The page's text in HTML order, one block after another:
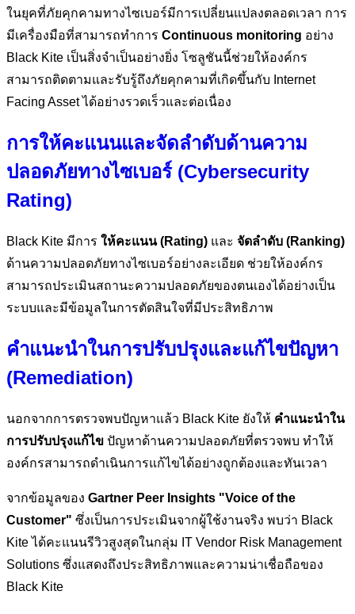
ในยุคที่ภัยคุกคามทางไซเบอร์มีการเปลี่ยนแปลงตลอดเวลา การ
มีเครื่องมือที่สามารถทำการ Continuous monitoring อย่าง
Black Kite เป็นสิ่งจำเป็นอย่างยิ่ง โซลูชันนี้ช่วยให้องค์กร
สามารถติดตามและรับรู้ถึงภัยคุกคามที่เกิดขึ้นกับ Internet
Facing Asset ได้อย่างรวดเร็วและต่อเนื่อง
การให้คะแนนและจัดลำดับด้านความ
ปลอดภัยทางไซเบอร์ (Cybersecurity
Rating)
Black Kite มีการ ให้คะแนน (Rating) และ จัดลำดับ (Ranking)
ด้านความปลอดภัยทางไซเบอร์อย่างละเอียด ช่วยให้องค์กร
สามารถประเมินสถานะความปลอดภัยของตนเองได้อย่างเป็น
ระบบและมีข้อมูลในการตัดสินใจที่มีประสิทธิภาพ
คำแนะนำในการปรับปรุงและแก้ไขปัญหา
(Remediation)
นอกจากการตรวจพบปัญหาแล้ว Black Kite ยังให้ คำแนะนำใน
การปรับปรุงแก้ไข ปัญหาด้านความปลอดภัยที่ตรวจพบ ทำให้
องค์กรสามารถดำเนินการแก้ไขได้อย่างถูกต้องและทันเวลา
จากข้อมูลของ Gartner Peer Insights "Voice of the
Customer" ซึ่งเป็นการประเมินจากผู้ใช้งานจริง พบว่า Black
Kite ได้คะแนนรีวิวสูงสุดในกลุ่ม IT Vendor Risk Management
Solutions ซึ่งแสดงถึงประสิทธิภาพและความน่าเชื่อถือของ
Black Kite